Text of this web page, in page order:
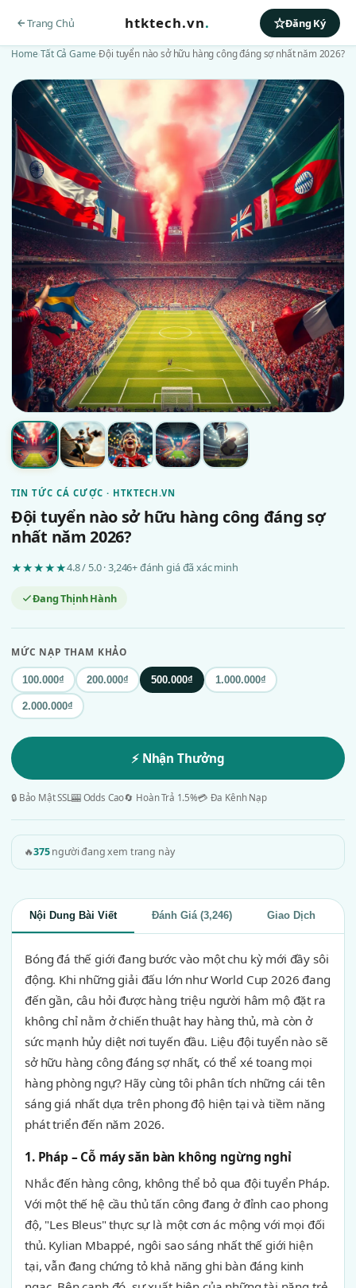
Trang Chủ htktech.vn. Đăng Ký
Home›Tất Cả Game›Đội tuyển nào sở hữu hàng công đáng sợ nhất năm 2026?
TIN TỨC CÁ CƯỢC · HTKTECH.VN
Đội tuyển nào sở hữu hàng công đáng sợ
nhất năm 2026?
★★★★★4.8 / 5.0 · 3,246+ đánh giá đã xác minh
Đang Thịnh Hành
MỨC NẠP THAM KHẢO
100.000₫ 200.000₫ 500.000₫ 1.000.000₫
2.000.000₫
⚡ Nhận Thưởng
🔒 Bảo Mật SSL🎰 Odds Cao🔄 Hoàn Trả 1.5%💳 Đa Kênh Nạp
🔥375người đang xem trang này
Nội Dung Bài Viết Đánh Giá (3,246) Giao Dịch
Bóng đá thế giới đang bước vào một chu kỳ mới đầy sôi
động. Khi những giải đấu lớn như World Cup 2026 đang
đến gần, câu hỏi được hàng triệu người hâm mộ đặt ra
không chỉ nằm ở chiến thuật hay hàng thủ, mà còn ở
sức mạnh hủy diệt nơi tuyến đầu. Liệu đội tuyển nào sẽ
sở hữu hàng công đáng sợ nhất, có thể xé toang mọi
hàng phòng ngự? Hãy cùng tôi phân tích những cái tên
sáng giá nhất dựa trên phong độ hiện tại và tiềm năng
phát triển đến năm 2026.
1. Pháp – Cỗ máy săn bàn không ngừng nghỉ
Nhắc đến hàng công, không thể bỏ qua đội tuyển Pháp.
Với một thế hệ cầu thủ tấn công đang ở đỉnh cao phong
độ, "Les Bleus" thực sự là một cơn ác mộng với mọi đối
thủ. Kylian Mbappé, ngôi sao sáng nhất thế giới hiện
tại, vẫn đang chứng tỏ khả năng ghi bàn đáng kinh